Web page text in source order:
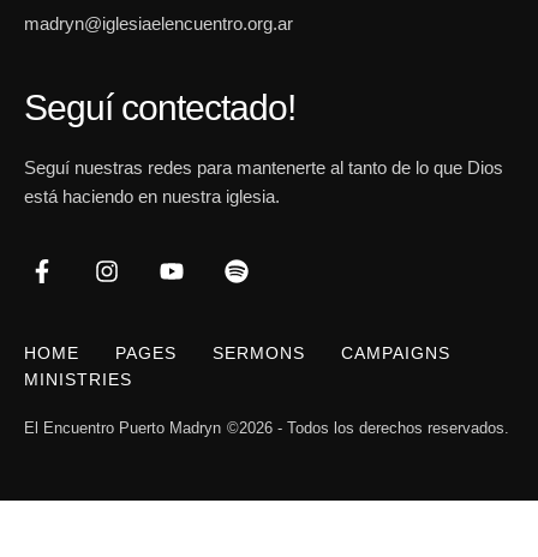
madryn@iglesiaelencuentro.org.ar
Seguí contectado!
Seguí nuestras redes para mantenerte al tanto de lo que Dios
está haciendo en nuestra iglesia.
HOME PAGES SERMONS
CAMPAIGNS
MINISTRIES
El Encuentro Puerto Madryn ©2026 - Todos los derechos reservados.